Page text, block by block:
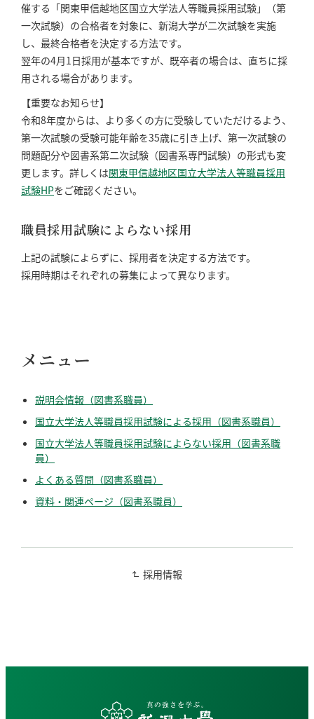
催する「関東甲信越地区国立大学法人等職員採用試験」（第
一次試験）の合格者を対象に、新潟大学が二次試験を実施
し、最終合格者を決定する方法です。
翌年の4月1日採用が基本ですが、既卒者の場合は、直ちに採
用される場合があります。
【重要なお知らせ】
令和8年度からは、より多くの方に受験していただけるよう、
第一次試験の受験可能年齢を35歳に引き上げ、第一次試験の
問題配分や図書系第二次試験（図書系専門試験）の形式も変
更します。詳しくは関東甲信越地区国立大学法人等職員採用
試験HPをご確認ください。
職員採用試験によらない採用
上記の試験によらずに、採用者を決定する方法です。
採用時期はそれぞれの募集によって異なります。
メニュー
説明会情報（図書系職員）
国⽴⼤学法⼈等職員採⽤試験による採⽤（図書系職員）
国⽴⼤学法⼈等職員採⽤試験によらない採⽤（図書系職
員）
よくある質問（図書系職員）
資料・関連ページ（図書系職員）
採用情報